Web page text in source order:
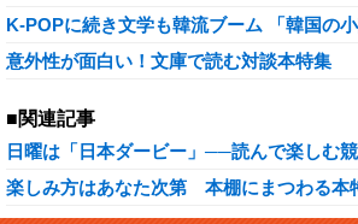
K-POPに続き文学も韓流ブーム 「韓国の
意外性が面白い！文庫で読む対談本特集
■関連記事
日曜は「日本ダービー」──読んで楽しむ
楽しみ方はあなた次第 本棚にまつわる本